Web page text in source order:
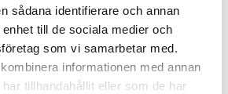
sådana identifierare och annan
till de sociala medier och
som vi samarbetar med.
informationen med annan
tillhandahållit eller som de har
cm